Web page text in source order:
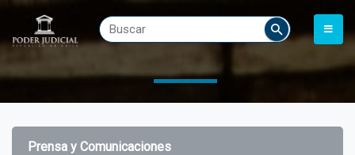
Prensa y Comunicaciones